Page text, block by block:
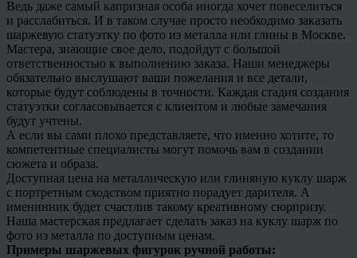
Ведь даже самый капризная особа иногда хочет повеселиться
и расслабиться. И в таком случае просто необходимо заказать
шаржевую статуэтку по фото из металла или глины в Москве.
Мастера, знающие свое дело, подойдут с большой
ответственностью к выполнению заказа. Наши менеджеры
обязательно выслушают ваши пожелания и все детали,
которые будут соблюдены в точности. Каждая стадия создания
статуэтки согласовывается с клиентом и любые замечания
будут учтены.
А если вы сами плохо представляете, что именно хотите, то
компетентные специалисты могут помочь вам в создании
сюжета и образа.
Доступная цена на металлическую или глиняную куклу шарж
с портретным сходством приятно порадует дарителя. А
именинник будет счастлив такому креативному сюрпризу.
Наша мастерская предлагает сделать заказ на куклу шарж по
фото из металла по доступным ценам.
Примеры шаржевых фигурок ручной работы: